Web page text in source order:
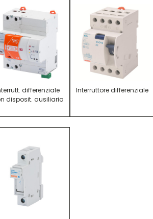
differenziale
disposit. ausiliario
Interruttore differenziale